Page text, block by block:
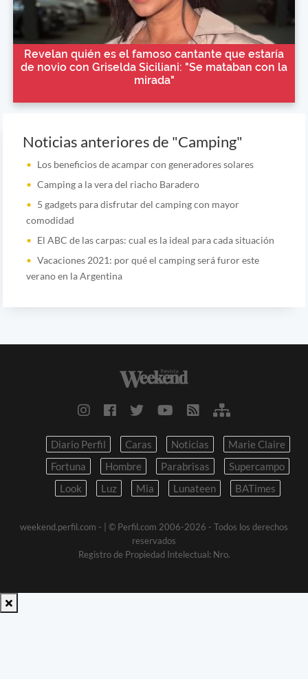
Revelan quién es el famoso cantante que estaría
de novio con Griselda Siciliani: "Se mataban con la
mirada"
Noticias anteriores de "Camping"
Los beneficios de acampar con generadores solares
Camping a la vera del riacho Baradero
5 gadgets para disfrutar del camping con mayor
comodidad
El ABC de las carpas: cual es la ideal para cada situación
Vacaciones 2021: por qué el camping será furor este
verano en la Argentina
Diario Perfil Caras Noticias
Marie Claire
Fortuna
Hombre Parabrisas
Supercampo
Look
Luz Mia Lunateen BATimes
weekend.perfil.com -
| © Perfil.com 2006-2026 - Todos los derechos
reservados
Registro de Propiedad Intelectual: Nro.